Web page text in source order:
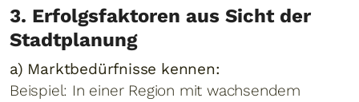
3. Erfolgsfaktoren aus Sicht der
Stadtplanung
a) Marktbedürfnisse kennen:
Beispiel: In einer Region mit wachsendem